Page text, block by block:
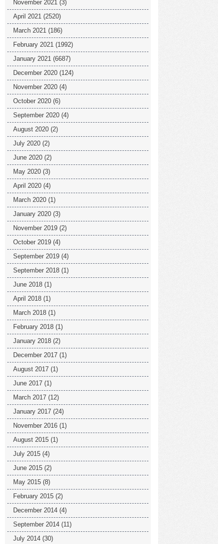
November 2021 (3)
April 2021 (2520)
March 2021 (186)
February 2021 (1992)
January 2021 (6687)
December 2020 (124)
November 2020 (4)
October 2020 (6)
September 2020 (4)
August 2020 (2)
July 2020 (2)
June 2020 (2)
May 2020 (3)
April 2020 (4)
March 2020 (1)
January 2020 (3)
November 2019 (2)
October 2019 (4)
September 2019 (4)
September 2018 (1)
June 2018 (1)
April 2018 (1)
March 2018 (1)
February 2018 (1)
January 2018 (2)
December 2017 (1)
August 2017 (1)
June 2017 (1)
March 2017 (12)
January 2017 (24)
November 2016 (1)
August 2015 (1)
July 2015 (4)
June 2015 (2)
May 2015 (8)
February 2015 (2)
December 2014 (4)
September 2014 (11)
July 2014 (30)